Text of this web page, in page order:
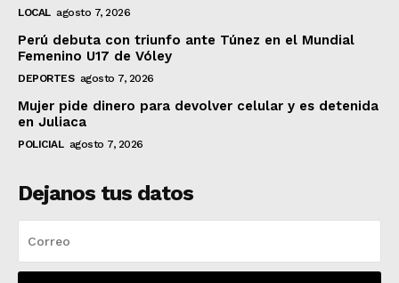
LOCAL agosto 7, 2026
Perú debuta con triunfo ante Túnez en el Mundial
Femenino U17 de Vóley
DEPORTES agosto 7, 2026
Mujer pide dinero para devolver celular y es detenida
en Juliaca
POLICIAL agosto 7, 2026
Dejanos tus datos